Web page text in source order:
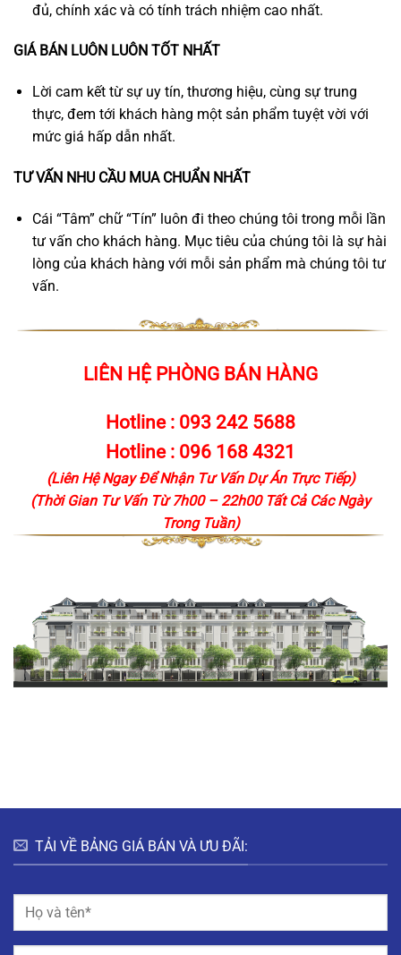
đủ, chính xác và có tính trách nhiệm cao nhất.
GIÁ BÁN LUÔN LUÔN TỐT NHẤT
Lời cam kết từ sự uy tín, thương hiệu, cùng sự trung
thực, đem tới khách hàng một sản phẩm tuyệt vời với
mức giá hấp dẫn nhất.
TƯ VẤN NHU CẦU MUA CHUẨN NHẤT
Cái “Tâm” chữ “Tín” luôn đi theo chúng tôi trong mỗi lần
tư vấn cho khách hàng. Mục tiêu của chúng tôi là sự hài
lòng của khách hàng với mỗi sản phẩm mà chúng tôi tư
vấn.
LIÊN HỆ PHÒNG BÁN HÀNG
Hotline : 093 242 5688
Hotline : 096 168 4321
(Liên Hệ Ngay Để Nhận Tư Vấn Dự Án Trực Tiếp)
(Thời Gian Tư Vấn Từ 7h00 – 22h00 Tất Cả Các Ngày
Trong Tuần)
TẢI VỀ BẢNG GIÁ BÁN VÀ ƯU ĐÃI: